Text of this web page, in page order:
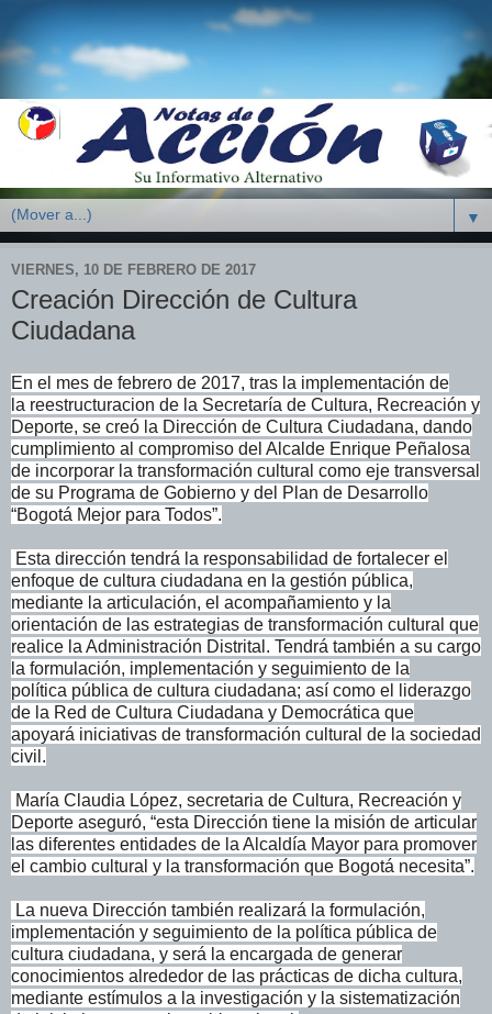
▼
VIERNES, 10 DE FEBRERO DE 2017
Creación Dirección de Cultura
Ciudadana
En el mes de febrero de 2017, tras la implementación de
la reestructuracion de la Secretaría de Cultura, Recreación y
Deporte, se creó la Dirección de Cultura Ciudadana, dando
cumplimiento al compromiso del Alcalde Enrique Peñalosa
de incorporar la transformación cultural como eje transversal
de su Programa de Gobierno y del Plan de Desarrollo
“Bogotá Mejor para Todos”.
Esta dirección tendrá la responsabilidad de fortalecer el
enfoque de cultura ciudadana en la gestión pública,
mediante la articulación, el acompañamiento y la
orientación de las estrategias de transformación cultural que
realice la Administración Distrital. Tendrá también a su cargo
la formulación, implementación y seguimiento de la
política pública de cultura ciudadana; así como el liderazgo
de la Red de Cultura Ciudadana y Democrática que
apoyará iniciativas de transformación cultural de la sociedad
civil.
María Claudia López, secretaria de Cultura, Recreación y
Deporte aseguró, “esta Dirección tiene la misión de articular
las diferentes entidades de la Alcaldía Mayor para promover
el cambio cultural y la transformación que Bogotá necesita”.
La nueva Dirección también realizará la formulación,
implementación y seguimiento de la política pública de
cultura ciudadana, y será la encargada de generar
conocimientos alrededor de las prácticas de dicha cultura,
mediante estímulos a la investigación y la sistematización